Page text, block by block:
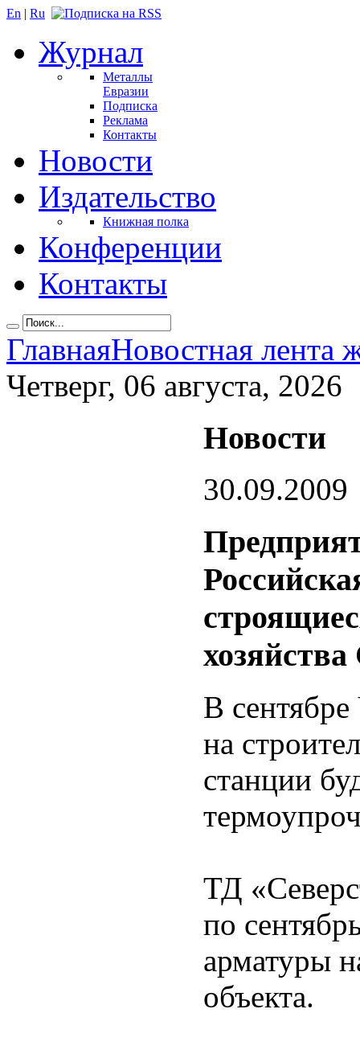
En | Ru
Журнал
Металлы
Евразии
Подписка
Реклама
Контакты
Новости
Издательство
Книжная полка
Конференции
Контакты
ГлавнаяНовостная лента
Четверг, 06 августа, 2026
Новости
30.09.2009
В
на
станции
ТД
по
арматуры
объекта.